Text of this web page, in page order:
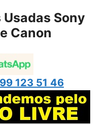
Sony
Canon
123 51 46